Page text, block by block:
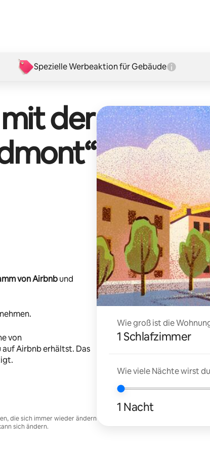
Spezielle Werbeaktion für Gebäude
der
“
von Airbnbund
von
auf Airbnb erhältst. Das
die sich immer wieder ändern
sich ändern.
Wie groß ist die
1 Schlafzimmer
Wie viele Nächte wirst
1 Nacht